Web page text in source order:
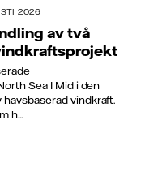
2026
av två
Sea I Mid i den
vindkraft.
h...